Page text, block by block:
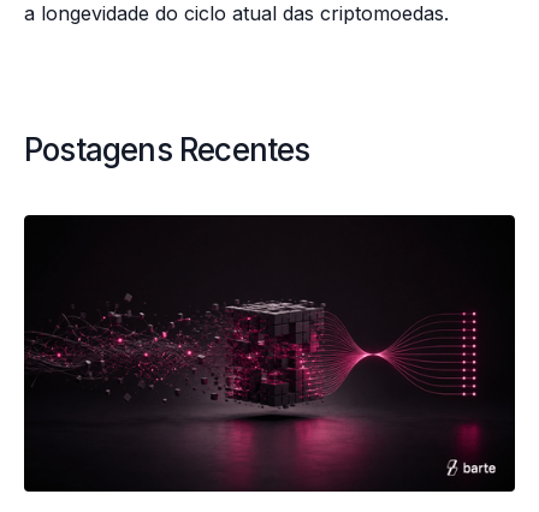
a longevidade do ciclo atual das criptomoedas.
Postagens Recentes